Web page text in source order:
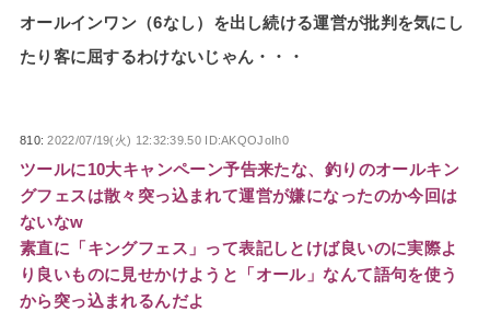
オールインワン（6なし）を出し続ける運営が批判を気にし
たり客に屈するわけないじゃん・・・
810:2022/07/19(火) 12:32:39.50 ID:AKQOJoIh0
ツールに10大キャンペーン予告来たな、釣りのオールキン
グフェスは散々突っ込まれて運営が嫌になったのか今回は
ないなw
素直に「キングフェス」って表記しとけば良いのに実際よ
り良いものに見せかけようと「オール」なんて語句を使う
から突っ込まれるんだよ